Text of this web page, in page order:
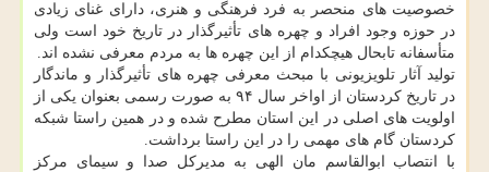
خصوصیت های منحصر به فرد فرهنگی و هنری، دارای غنای زیادی
در حوزه وجود افراد و چهره های تأثیرگذار در تاریخ خود است ولی
متأسفانه تابحال هیچکدام از این چهره ها به مردم معرفی نشده اند.
تولید آثار تلویزیونی با مبحث معرفی چهره های تأثیرگذار و ماندگار
در تاریخ کردستان از اواخر سال ۹۴ به صورت رسمی بعنوان یکی از
اولویت های اصلی در این استان مطرح شده و در همین راستا شبکه
کردستان گام های مهمی را در این راستا برداشت.
با انتصاب ابوالقاسم مان الهی به مدیرکل صدا و سیمای مرکز